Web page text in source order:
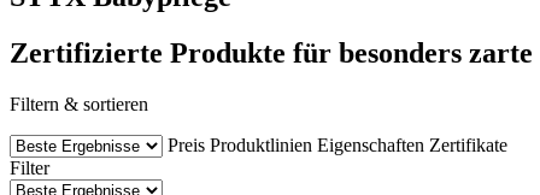
Zertifizierte Produkte für besonders
Filtern & sortieren
Preis Produktlinien Eigenschaften Zertifikate
Filter